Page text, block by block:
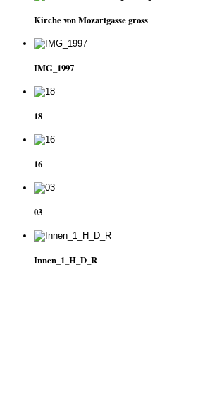
Kirche von Mozartgasse gross
IMG_1997
18
16
03
Innen_1_H_D_R